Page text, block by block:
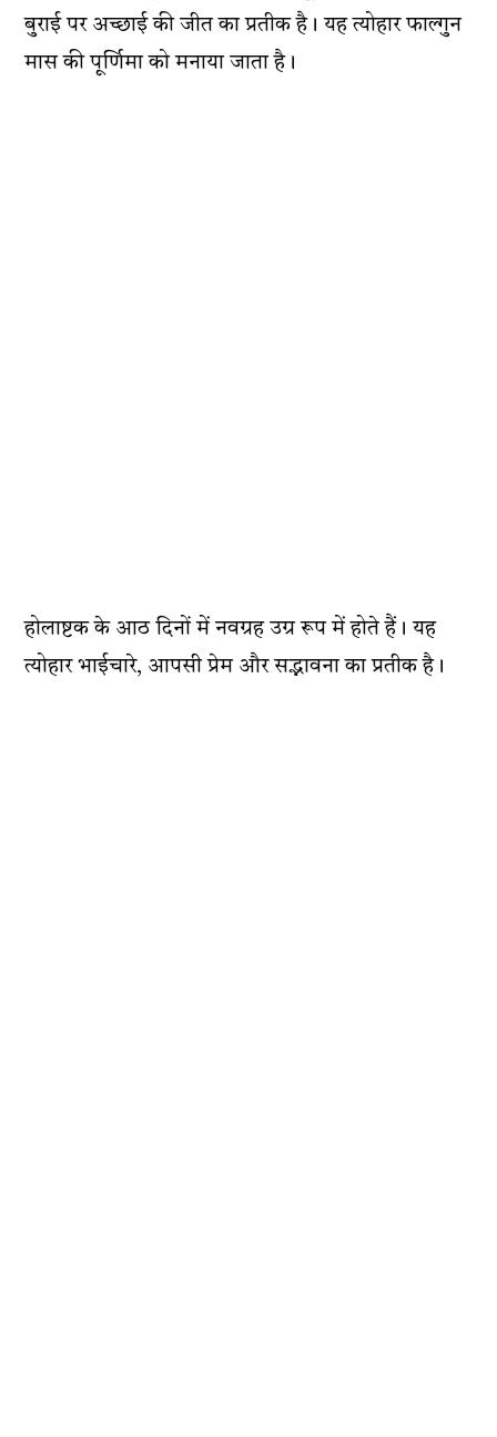
बुराई पर अच्छाई की जीत का प्रतीक है। यह त्योहार फाल्गुन
मास की पूर्णिमा को मनाया जाता है।
होलाष्टक के आठ दिनों में नवग्रह उग्र रूप में होते हैं। यह
त्योहार भाईचारे, आपसी प्रेम और सद्भावना का प्रतीक है।